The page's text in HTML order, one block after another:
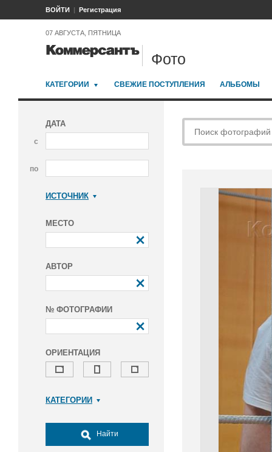
ВОЙТИ Регистрация
07 АВГУСТА, ПЯТНИЦА
Фото
КАТЕГОРИИ СВЕЖИЕ ПОСТУПЛЕНИЯ АЛЬБОМЫ
ДАТА
с
по
ИСТОЧНИК
МЕСТО
АВТОР
№ ФОТОГРАФИИ
ОРИЕНТАЦИЯ
КАТЕГОРИИ
Досуг, туризм и отдых
Культура
Найти